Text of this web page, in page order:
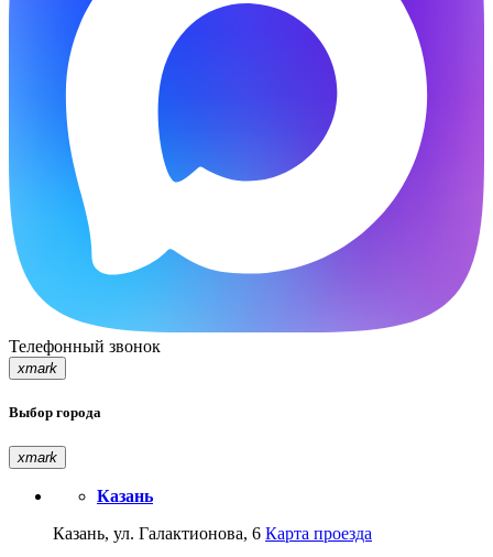
Телефонный звонок
xmark
Выбор города
xmark
Казань
Казань, ул. Галактионова, 6 Карта проезда